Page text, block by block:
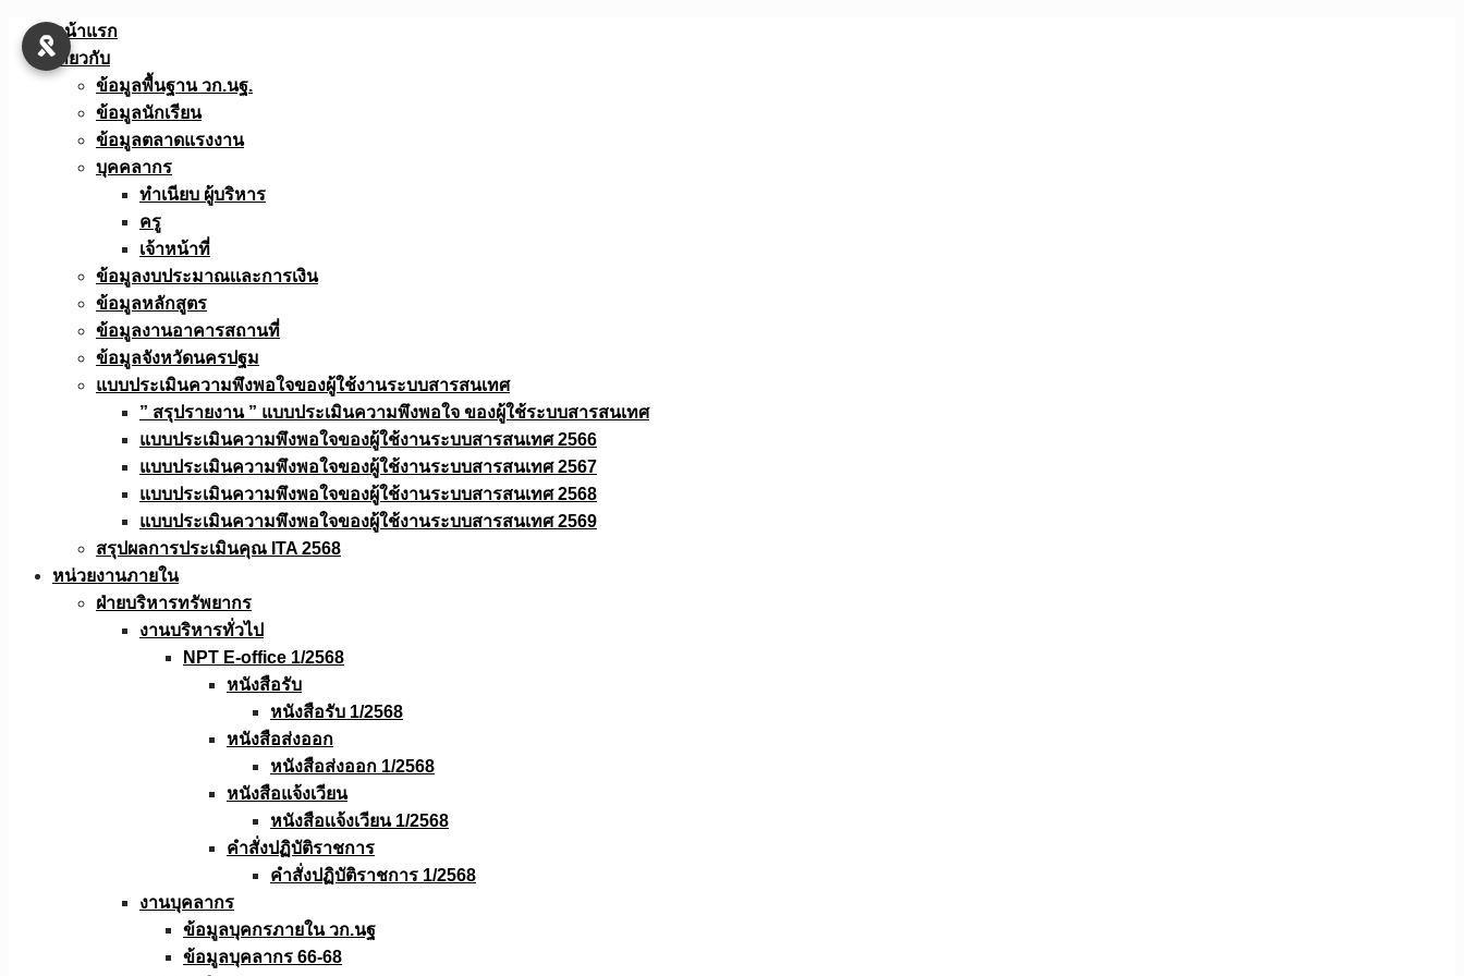
Skip
หน้าแรก
เกี่ยวกับ
ข้อมูลพื้นฐาน วก.นฐ.
ข้อมูลนักเรียน
ข้อมูลตลาดแรงงาน
บุคคลากร
ทำเนียบ ผู้บริหาร
ครู
เจ้าหน้าที่
ข้อมูลงบประมาณเเละการเงิน
ข้อมูลหลักสูตร
ข้อมูลงานอาคารสถานที่
ข้อมูลจังหวัดนครปฐม
แบบประเมินความพึงพอใจของผู้ใช้งานระบบสารสนเทศ
” สรุปรายงาน ” แบบประเมินความพึงพอใจ ของผู้ใช้ระบบสารสนเทศ
แบบประเมินความพึงพอใจของผู้ใช้งานระบบสารสนเทศ 2566
แบบประเมินความพึงพอใจของผู้ใช้งานระบบสารสนเทศ 2567
แบบประเมินความพึงพอใจของผู้ใช้งานระบบสารสนเทศ 2568
แบบประเมินความพึงพอใจของผู้ใช้งานระบบสารสนเทศ 2569
สรุปผลการประเมินคุณ ITA 2568
หน่วยงานภายใน
ฝ่ายบริหารทรัพยากร
งานบริหารทั่วไป
NPT E-office 1/2568
หนังสือรับ
หนังสือรับ 1/2568
หนังสือส่งออก
หนังสือส่งออก 1/2568
หนังสือแจ้งเวียน
หนังสือเเจ้งเวียน 1/2568
คำสั่งปฏิบัติราชการ
คำสั่งปฏิบัติราชการ 1/2568
งานบุคลากร
ข้อมูลบุคกรภายใน วก.นฐ
ข้อมูลบุคลากร 66-68